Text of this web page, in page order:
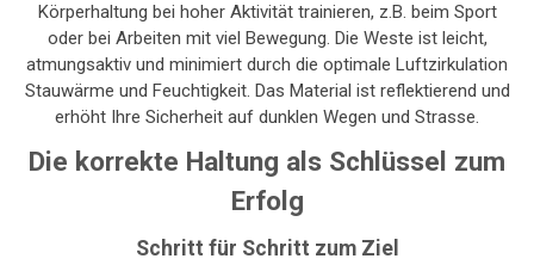
Körperhaltung bei hoher Aktivität trainieren, z.B. beim Sport
oder bei Arbeiten mit viel Bewegung. Die Weste ist leicht,
atmungsaktiv und minimiert durch die optimale Luftzirkulation
Stauwärme und Feuchtigkeit. Das Material ist reflektierend und
erhöht Ihre Sicherheit auf dunklen Wegen und Strasse.
Die korrekte Haltung als Schlüssel zum
Erfolg
Schritt für Schritt zum Ziel